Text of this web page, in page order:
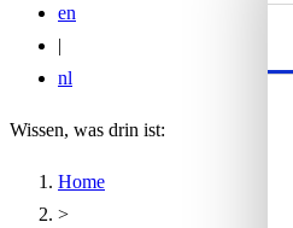
en
|
nl
Wissen, was drin ist:
Home
>